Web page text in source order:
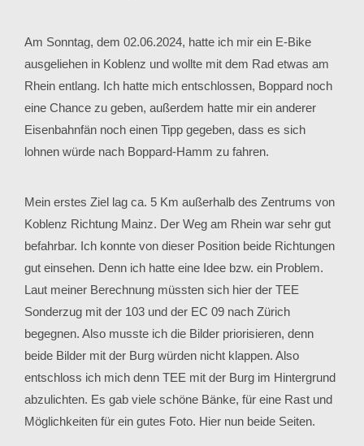
Am Sonntag, dem 02.06.2024, hatte ich mir ein E-Bike
ausgeliehen in Koblenz und wollte mit dem Rad etwas am
Rhein entlang. Ich hatte mich entschlossen, Boppard noch
eine Chance zu geben, außerdem hatte mir ein anderer
Eisenbahnfän noch einen Tipp gegeben, dass es sich
lohnen würde nach Boppard-Hamm zu fahren.
Mein erstes Ziel lag ca. 5 Km außerhalb des Zentrums von
Koblenz Richtung Mainz. Der Weg am Rhein war sehr gut
befahrbar. Ich konnte von dieser Position beide Richtungen
gut einsehen. Denn ich hatte eine Idee bzw. ein Problem.
Laut meiner Berechnung müssten sich hier der TEE
Sonderzug mit der 103 und der EC 09 nach Zürich
begegnen. Also musste ich die Bilder priorisieren, denn
beide Bilder mit der Burg würden nicht klappen. Also
entschloss ich mich denn TEE mit der Burg im Hintergrund
abzulichten. Es gab viele schöne Bänke, für eine Rast und
Möglichkeiten für ein gutes Foto. Hier nun beide Seiten.